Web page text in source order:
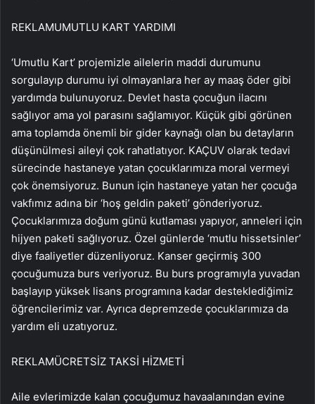
REKLAMUMUTLU KART YARDIMI
‘Umutlu Kart’ projemizle ailelerin maddi durumunu
sorgulayıp durumu iyi olmayanlara her ay maaş öder gibi
yardımda bulunuyoruz. Devlet hasta çocuğun ilacını
sağlıyor ama yol parasını sağlamıyor. Küçük gibi görünen
ama toplamda önemli bir gider kaynağı olan bu detayların
düşünülmesi aileyi çok rahatlatıyor. KAÇUV olarak tedavi
sürecinde hastaneye yatan çocuklarımıza moral vermeyi
çok önemsiyoruz. Bunun için hastaneye yatan her çocuğa
vakfımız adına bir ‘hoş geldin paketi’ gönderiyoruz.
Çocuklarımıza doğum günü kutlaması yapıyor, anneleri için
hijyen paketi sağlıyoruz. Özel günlerde ‘mutlu hissetsinler’
diye faaliyetler düzenliyoruz. Kanser geçirmiş 300
çocuğumuza burs veriyoruz. Bu burs programıyla yuvadan
başlayıp yüksek lisans programına kadar desteklediğimiz
öğrencilerimiz var. Ayrıca depremzede çocuklarımıza da
yardım eli uzatıyoruz.
REKLAMÜCRETSİZ TAKSİ HİZMETİ
Aile evlerimizde kalan çocuğumuz havaalanından evine